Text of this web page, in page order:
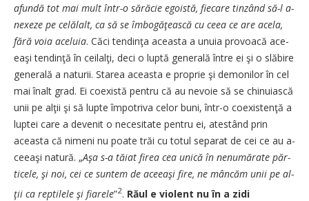
a­fundă tot mai mult într-o să­ră­cie ego­istă, fiecare tinzând să-l a­
ne­xeze pe celălalt, ca să se îm­bo­­găţească cu ceea ce are acela,
fă­ră voia aceluia. Căci ten­dinţa a­ceasta a unuia provoacă a­ce­
eaşi tendinţă în ceilalţi, deci o lup­tă generală între ei şi o slă­bi­re
generală a naturii. Starea a­ceas­ta e proprie şi demonilor în cel
mai înalt grad. Ei coexistă pen­tru că au nevoie să se chi­nu­ias­că
unii pe alţii şi să lupte îm­po­triva celor buni, într-o coexis­ten­­ţă a
luptei care a devenit o ne­cesitate pentru ei, atestând prin
aceasta că nimeni nu poate trăi cu totul separat de cei ce au a­
ceeaşi natură. „Aşa s-a tăiat fi­rea cea unică în nenumă­rate păr­
ticele, şi noi, cei ce suntem de a­ceeaşi fire, ne mân­căm unii pe al­
ţii ca reptilele şi fiarele”2. Răul e violent nu în a zidi